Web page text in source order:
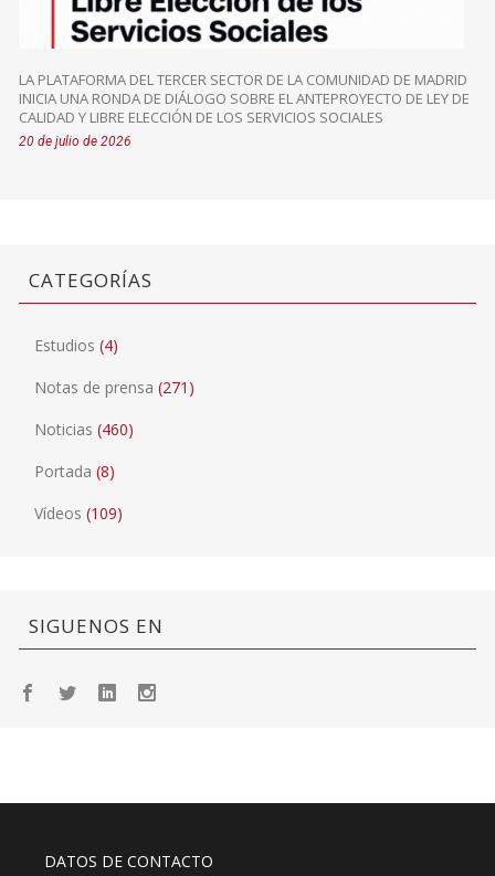
LA PLATAFORMA DEL TERCER SECTOR DE LA COMUNIDAD DE MADRID
INICIA UNA RONDA DE DIÁLOGO SOBRE EL ANTEPROYECTO DE LEY DE
CALIDAD Y LIBRE ELECCIÓN DE LOS SERVICIOS SOCIALES
20 de julio de 2026
CATEGORÍAS
Estudios (4)
Notas de prensa (271)
Noticias (460)
Portada (8)
Vídeos (109)
SIGUENOS EN
DATOS DE CONTACTO